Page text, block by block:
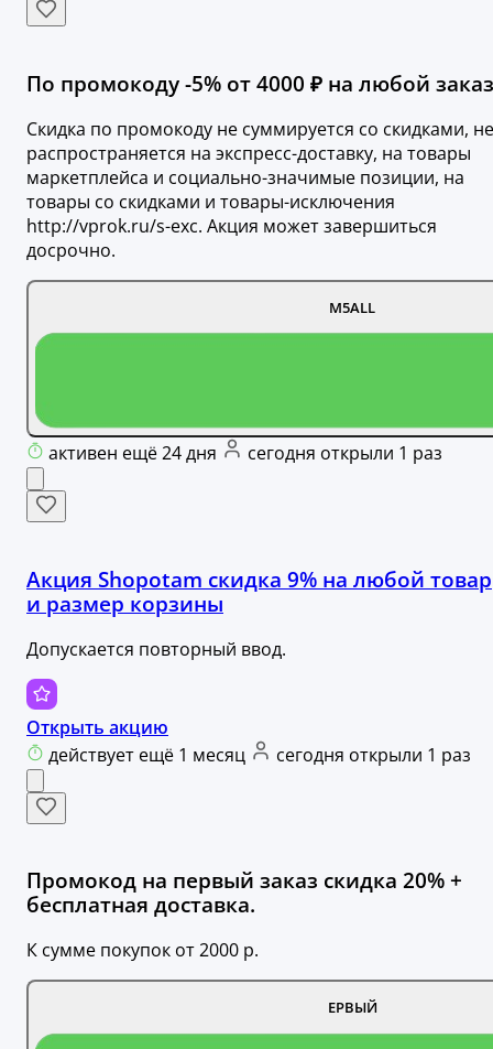
По промокоду -5% от 4000 ₽ на любой
Скидка по промокоду не суммируется со скидками, не
распространяется на экспресс-доставку, на товары
маркетплейса и социально-значимые позиции, на
товары со скидками и товары-исключения
http://vprok.ru/s-exc. Акция может завершиться
досрочно.
M5ALL
активен ещё 24 дня сегодня открыли 1 раз
Акция Shopotam скидка 9% на любой товар
и размер корзины
Допускается повторный ввод.
Открыть акцию
действует ещё 1 месяц
сегодня открыли 1 раз
Промокод на первый заказ скидка 20% +
бесплатная доставка.
К сумме покупок от 2000 р.
ЕРВЫЙ